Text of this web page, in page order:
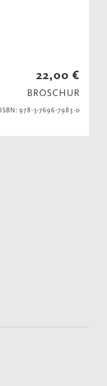
22,00 €
BROSCHUR
ISBN: 978-3-7696-7983-0